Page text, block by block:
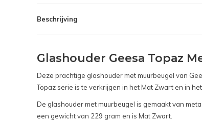
Beschrijving
Glashouder Geesa Topaz
Deze prachtige glashouder met muurbeugel van
Topaz serie is te verkrijgen in het Mat Zwart en in
De glashouder met muurbeugel is gemaakt van
een gewicht van 229 gram en is Mat Zwart.